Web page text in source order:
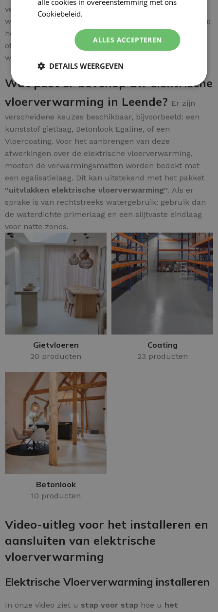
veilige installatie. Een
meegestuurde handleiding
wordt meegeleverd voor extra gebruiksgemak.
Let op:
het aansluiten van elektrische installaties dient
officieel door een
gecertificeerde elektriciente
worden uitgevoerd.
Wat past er bovenop uw elektrische
vloerverwarming in Leende? Er zijn
verscheidene keuzes beschikbaar, bijvoorbeeld: een
kunststof gietlaag, Betonlook Egaline, of een
Vloercoating. Voor het aanbrengen van deze
afwerkingen over de elektrische vloerverwarming,
moeten de verwarmingsmatten worden bedekt met
een egalisatielaag. Dit kan uitstekend met het pakket
''uitvlakken elektrische vloerverwarming''. Als er
sprake is van rechtstreeks watergebruik: gebruik dan
de waterdichte primerlaag en een slijtvaste eindlaag
voor natte zones.
Gietvloeren
20 producten
Coating
23 producten
Betonlook
10 producten
Video-uitleg voor het installeren en
aansluiten van elektrische
vloerverwarming
Elektrische Vloerverwarming installeren
In onze video ziet u stap voor stap hoe u het
alle cookies in overeenstemming met ons
Cookiebeleid.
ALLES ACCEPTEREN
DETAILS WEERGEVEN